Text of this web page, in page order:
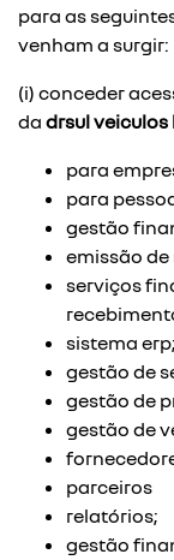
para as
venham a surgir:
(i) conceder
da drsul veiculos
para
para
gestão
emissão
serviços
sistema erp;
gestão de
gestão de
gestão de
parceiros
relatórios;
gestão